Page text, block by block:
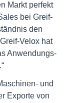
Markt perfekt
bei Greif-
den
Velox hat
Anwendungs-
und
Exporte von